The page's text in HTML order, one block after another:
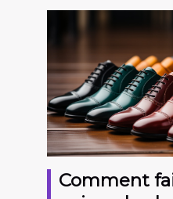
Comment